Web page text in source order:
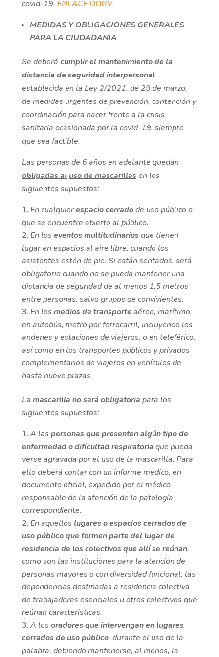
covid-19. ENLACE DOGV
MEDIDAS Y OBLIGACIONES GENERALES
PARA LA CIUDADANIA
Se deberá cumplir el mantenimiento de la
distancia de seguridad interpersonal
establecida en la Ley 2/2021, de 29 de marzo,
de medidas urgentes de prevención, contención y
coordinación para hacer frente a la crisis
sanitaria ocasionada por la covid-19, siempre
que sea factible.
Las personas de 6 años en adelante quedan
obligadas aluso de mascarillasen los
siguientes supuestos:
En cualquierespacio cerradode uso público o
que se encuentre abierto al público.
En los eventos multitudinariosque tienen
lugar en espacios al aire libre, cuando los
asistentes estén de pie. Si están sentados, será
obligatorio cuando no se pueda mantener una
distancia de seguridad de al menos 1,5 metros
entre personas, salvo grupos de convivientes.
En los medios de transporte aéreo, marítimo,
en autobús, metro por ferrocarril, incluyendo los
andenes y estaciones de viajeros, o en teleférico,
así como en los transportes públicos y privados
complementarios de viajeros en vehículos de
hasta nueve plazas.
La mascarilla no será obligatoria para los
siguientes supuestos:
A las personas que presenten algún tipo de
enfermedad o dificultad respiratoria que pueda
verse agravada por el uso de la mascarilla. Para
ello deberá contar con un informe médico, en
documento oficial, expedido por el médico
responsable de la atención de la patología
correspondiente.
En aquellos lugares o espacios cerrados de
uso público que formen parte del lugar de
residencia de los colectivos que allí se reúnan,
como son las instituciones para la atención de
personas mayores o con diversidad funcional, las
dependencias destinadas a residencia colectiva
de trabajadores esenciales u otros colectivos que
reúnan características.
A los oradores que intervengan en lugares
cerrados de uso público, durante el uso de la
palabra, debiendo mantenerse, al menos, la